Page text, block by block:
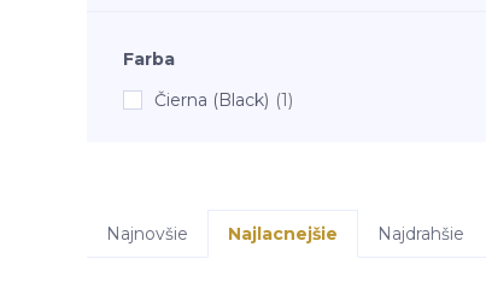
Farba
Čierna (Black) (1)
Najnovšie Najlacnejšie Najdrahšie